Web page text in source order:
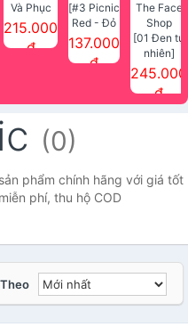
Và Phục
Hồi Tóc
Essential
215.000
đ
[#3 Picnic
Red - Đỏ
cam] Son
137.000
đ
[01 Đen tự
nhiên]
Mascara
che phủ
Waterproof
Mascara
245.000
đ
(0)
phẩm chính hãng với giá tốt
phí, thu hộ COD